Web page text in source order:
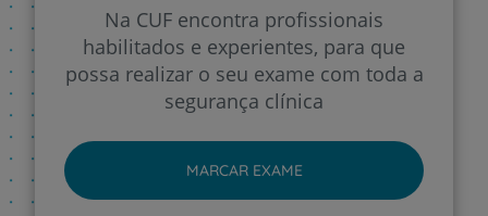
Na CUF encontra profissionais
habilitados e experientes, para que
possa realizar o seu exame com toda a
segurança clínica
MARCAR EXAME